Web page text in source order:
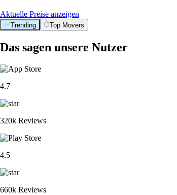
Aktuelle Preise anzeigen
Trending Top Movers
Das sagen unsere Nutzer
4.7
320k Reviews
4.5
660k Reviews